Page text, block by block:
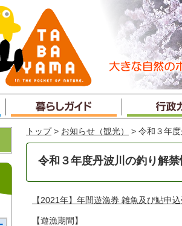
トップ > お知らせ（観光） > 令和３年
令和３年度丹波川の釣り解
【2021年】年間遊漁券 雑魚及び鮎申込
【遊漁期間】